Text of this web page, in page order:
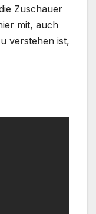
Zuschauer
mit, auch
verstehen ist,